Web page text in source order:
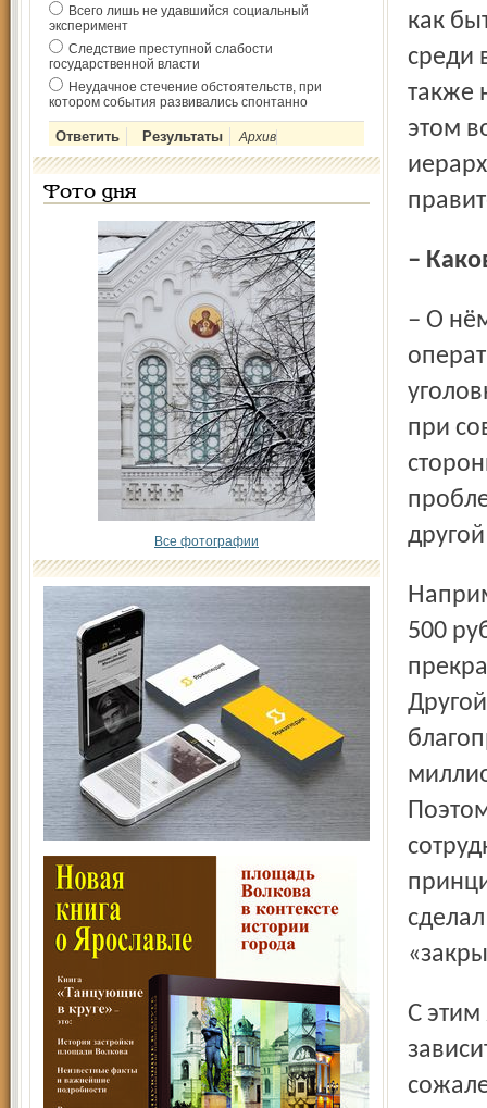
Всего лишь не удавшийся социальный
эксперимент
Следствие преступной слабости
государственной власти
Неудачное стечение обстоятельств, при
котором события развивались спонтанно
Архив
Фото дня
Все фотографии
как
среди
также
этом
–
– О нём можно судить по двум аспектам: по количеству
при
Например, прогулял человек работу, заплатил начальнику
500
С этим явлением нам придётся бороться ещё долго. Всё